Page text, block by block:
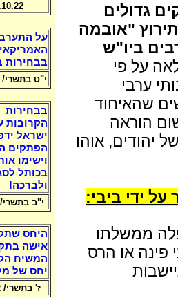
גדולים
"אובמה
ביו"ש
על פי
ערבי
שהאיחוד
הוראה
יהודים, אוהו
ידי ביבי:
ממשלתו
פינה או הרס
על
בבחירות
י"ט בתשרי/ 14.10.22
בבחירות
הקרובות
ישראל
הפתקים
וישימו
בכותל
ולברכה!
י"ב בתשרי/ 7.10.22
היחס
אישה
המשיח
יחס של
ז' בתשרי/ 2.10.22